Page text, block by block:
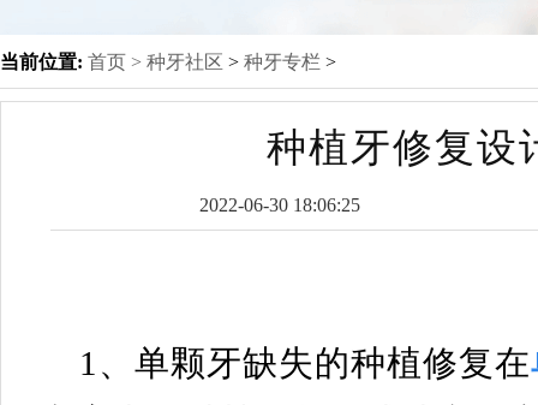
当前位置: 首页 > 种牙社区 > 种牙专栏 >
种植牙修复设
2022-06-30 18:06:25
1、单颗牙缺失的种植修复在